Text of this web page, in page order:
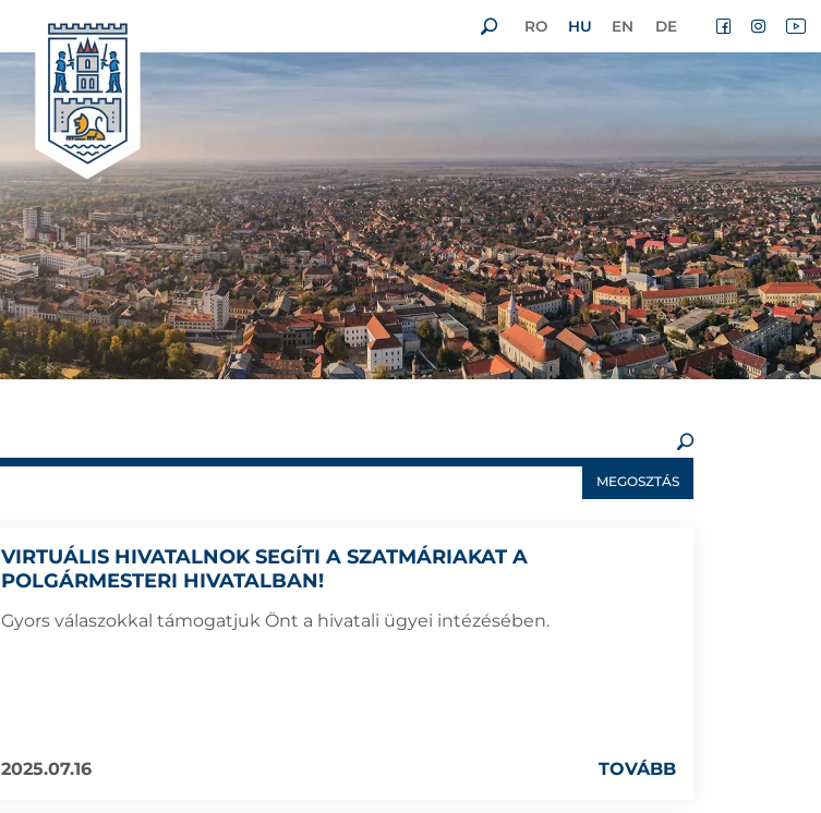
RO HU EN DE
MEGOSZTÁS
VIRTUÁLIS HIVATALNOK SEGÍTI A SZATMÁRIAKAT A
POLGÁRMESTERI HIVATALBAN!
Gyors válaszokkal támogatjuk Önt a hivatali ügyei intézésében.
2025.07.16 TOVÁBB